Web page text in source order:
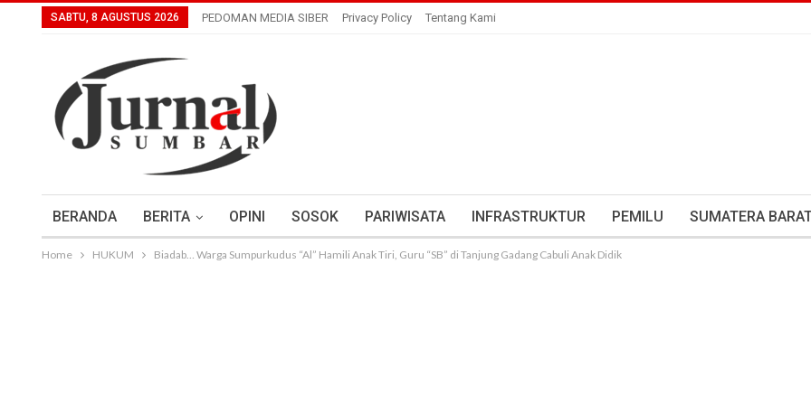
SABTU, 8 AGUSTUS 2026 PEDOMAN MEDIA SIBER Privacy Policy Tentang Kami
BERANDA BERITA OPINI SOSOK PARIWISATA INFRASTRUKTUR PEMILU SUMATERA
Home HUKUM Biadab… Warga Sumpurkudus “Al” Hamili Anak Tiri, Guru “SB” di Tanjung Gadang Cabuli Anak Didik